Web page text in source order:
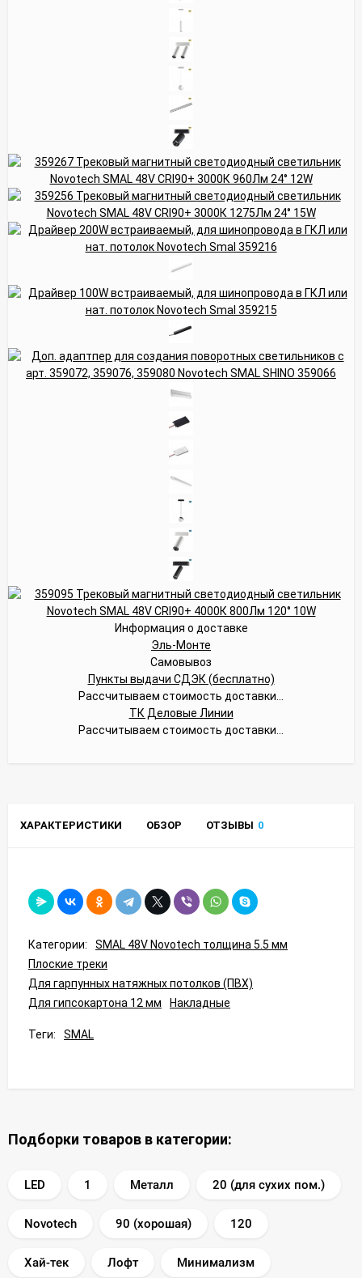
Информация о доставке
Эль-Монте
Самовывоз
Пункты выдачи СДЭК (бесплатно)
Рассчитываем стоимость доставки...
ТК Деловые Линии
Рассчитываем стоимость доставки...
ХАРАКТЕРИСТИКИ ОБЗОР ОТЗЫВЫ 0
Категории:
SMAL 48V Novotech толщина 5.5 мм
Плоские треки
Для гарпунных натяжных потолков (ПВХ)
Для гипсокартона 12 мм
Накладные
Теги: SMAL
Подборки товаров в категории:
LED 1 Металл 20 (для сухих пом.)
Novotech 90 (хорошая) 120
Хай-тек Лофт Минимализм